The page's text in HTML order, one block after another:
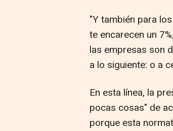
"Y también para
te encarecen un
las empresas son
a lo siguiente: o a
En esta línea, la
pocas cosas" de
porque esta